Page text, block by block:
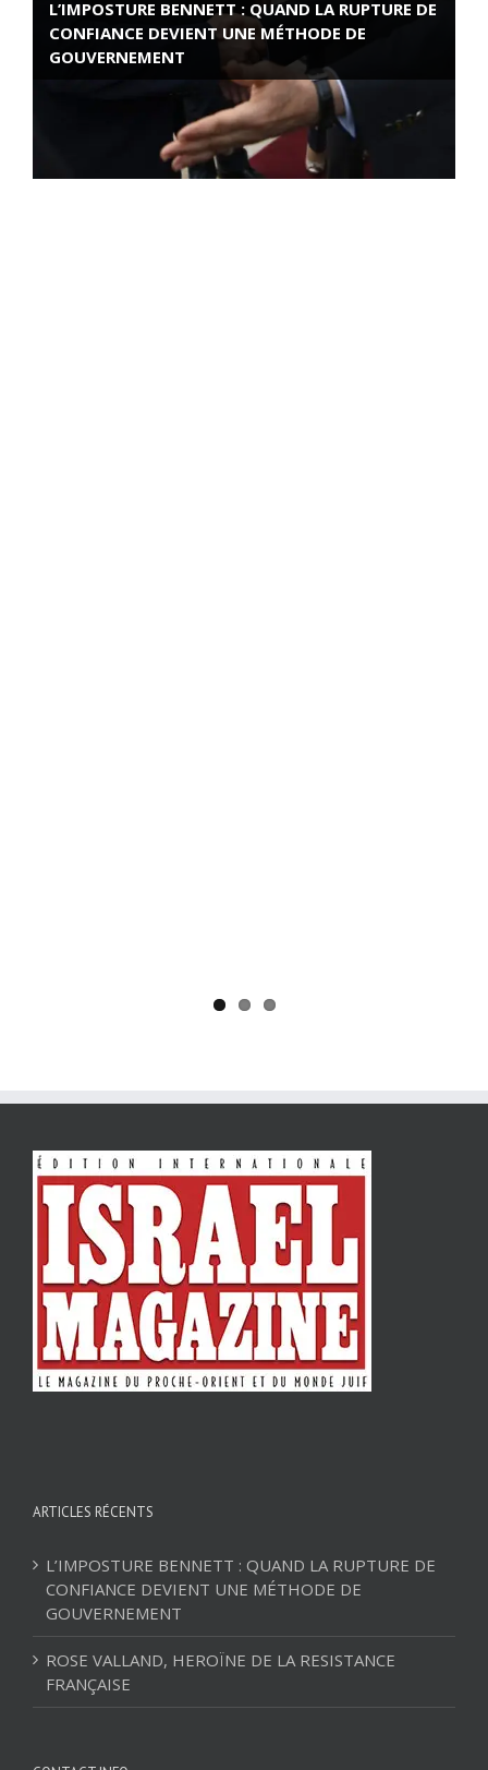
L’IMPOSTURE BENNETT : QUAND LA RUPTURE DE
CONFIANCE DEVIENT UNE MÉTHODE DE
GOUVERNEMENT
ROSE VALLAND, HEROÏNE DE LA RESISTANCE
ARTICLES RÉCENTS
L’IMPOSTURE BENNETT : QUAND LA RUPTURE DE
CONFIANCE DEVIENT UNE MÉTHODE DE
GOUVERNEMENT
ROSE VALLAND, HEROÏNE DE LA RESISTANCE
FRANÇAISE